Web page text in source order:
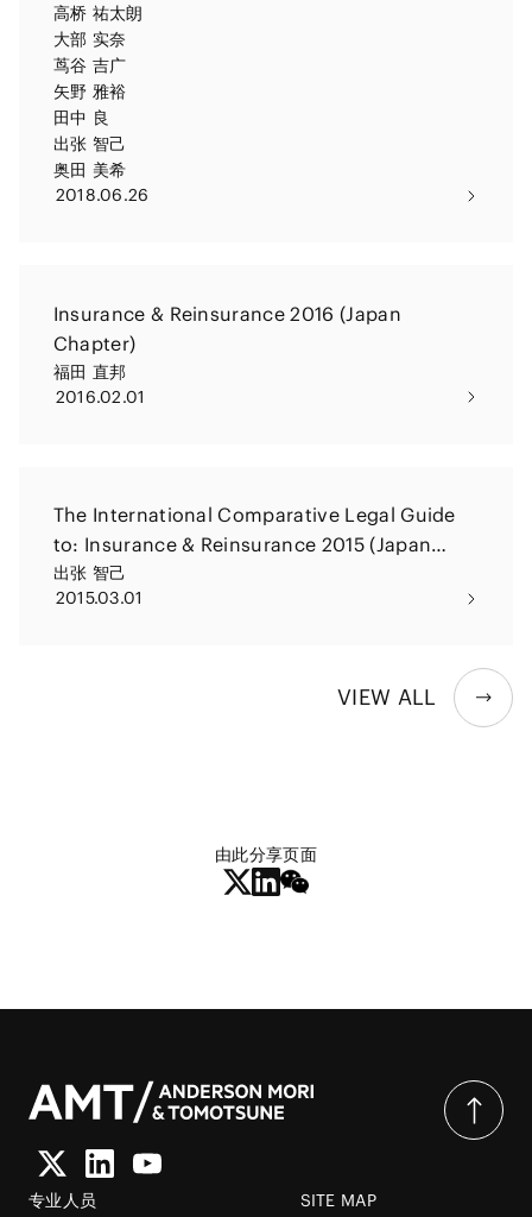
高桥 祐太朗
大部 实奈
茑谷 吉广
矢野 雅裕
田中 良
出张 智己
奥田 美希
2018.06.26
Insurance & Reinsurance 2016 (Japan
Chapter)
福田 直邦
2016.02.01
The International Comparative Legal Guide
to: Insurance & Reinsurance 2015 (Japan
Chapter)
出张 智己
2015.03.01
VIEW ALL
由此分享页面
专业人员
SITE MAP